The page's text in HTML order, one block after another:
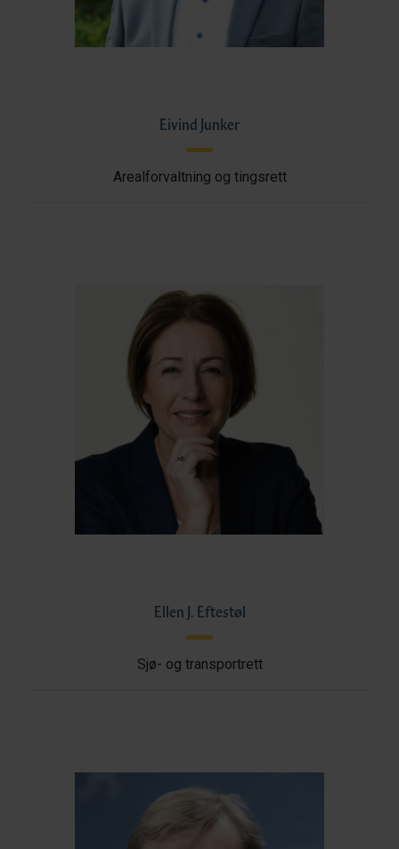
Eivind Junker
Arealforvaltning og tingsrett
Ellen J. Eftestøl
Sjø- og transportrett